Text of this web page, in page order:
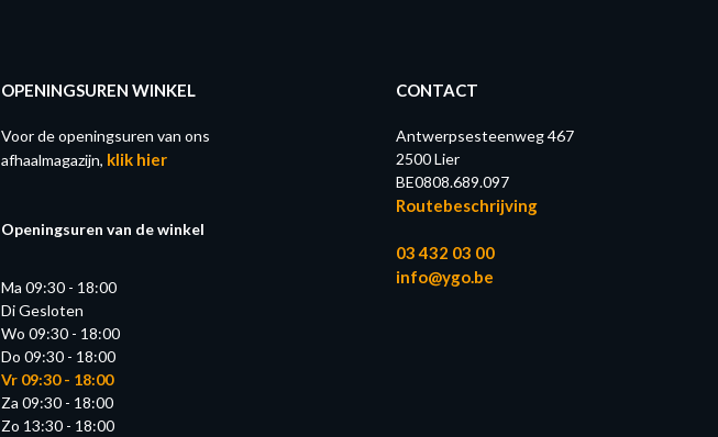
OPENINGSUREN WINKEL
Voor de openingsuren van ons
afhaalmagazijn, klik hier
Openingsuren van de winkel
Ma 09:30 - 18:00
Di Gesloten
Wo 09:30 - 18:00
Do 09:30 - 18:00
Vr 09:30 - 18:00
Za 09:30 - 18:00
Zo 13:30 - 18:00
CONTACT
Antwerpsesteenweg 467
2500 Lier
BE0808.689.097
Routebeschrijving
03 432 03 00
info@ygo.be